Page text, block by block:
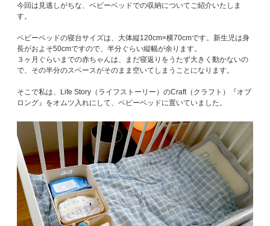
今回は見逃しがちな、ベビーベッドでの収納についてご紹介いたしま
す。
ベビーベッドの寝台サイズは、大体縦120cm×横70cmです。新生児は身
長がおよそ50cmですので、半分ぐらい縦幅が余ります。
３ヶ月ぐらいまでの赤ちゃんは、まだ寝返りをうたず大きく動かないの
で、その半分のスペースがそのまま空いてしまうことになります。
そこで私は、Life Story（ライフストーリー）のCraft（クラフト）『オブ
ロング』をオムツ入れにして、ベビーベッドに置いていました。